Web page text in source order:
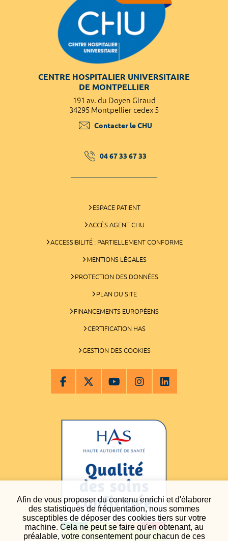
Afin de vous proposer du contenu enrichi et d'élaborer
des statistiques de fréquentation, nous sommes
susceptibles de déposer des cookies tiers sur votre
machine. Cela ne peut se faire qu'en obtenant, au
préalable, votre consentement pour chacun de ces
CENTRE HOSPITALIER UNIVERSITAIRE
DE MONTPELLIER
191 av. du Doyen Giraud
34295 Montpellier cedex 5
Contacter le CHU
04 67 33 67 33
ESPACE PATIENT
ACCÈS AGENT CHU
ACCESSIBILITÉ : PARTIELLEMENT CONFORME
MENTIONS LÉGALES
PROTECTION DES DONNÉES
PLAN DU SITE
FINANCEMENTS EUROPÉENS
CERTIFICATION HAS
GESTION DES COOKIES